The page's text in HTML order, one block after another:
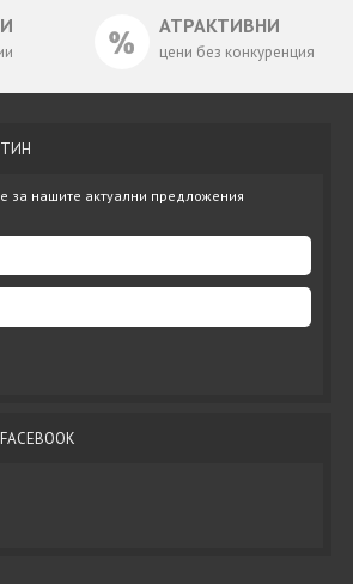
АТРАКТИВНИ
цени без конкуренция
за нашите актуални предложения